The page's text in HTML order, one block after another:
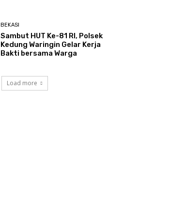
BEKASI
Sambut HUT Ke-81 RI, Polsek
Kedung Waringin Gelar Kerja
Bakti bersama Warga
Load more